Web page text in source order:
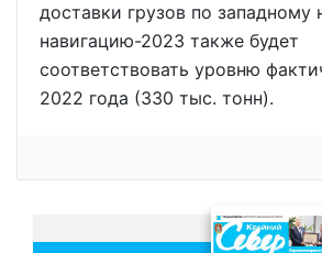
доставки грузов по западному
навигацию-2023 также будет
соответствовать уровню
2022 года (330 тыс. тонн).